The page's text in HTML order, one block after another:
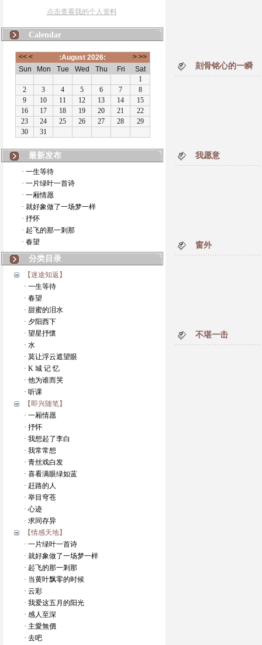
点击查看我的个人资料
Calendar
最新发布
· 一生等待
· 一片绿叶一首诗
· 一厢情愿
· 就好象做了一场梦一样
· 抒怀
· 起飞的那一剎那
· 春望
分类目录
【迷途知返】
· 一生等待
· 春望
· 甜蜜的泪水
· 夕阳西下
· 望星抒懷
· 水
· 莫让浮云遮望眼
· K 城 记 忆
· 他为谁而哭
· 听课
【即兴随笔】
· 一厢情愿
· 抒怀
· 我想起了李白
· 我常常想
· 青丝戏白发
· 喜看满眼绿如蓝
· 赶路的人
· 举目穹苍
· 心迹
· 求同存异
【情感天地】
· 一片绿叶一首诗
· 就好象做了一场梦一样
· 起飞的那一剎那
· 当黄叶飘零的时候
· 云彩
· 我爱这五月的阳光
· 感人至深
· 主愛無價
· 去吧
刻骨铭心的一瞬
我愿意
窗外
不堪一击